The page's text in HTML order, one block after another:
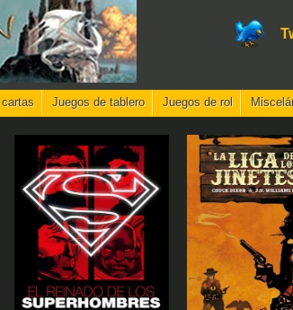
Juegos de tablero Juegos de rol